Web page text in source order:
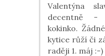
Valentýna
decentně -
kokinko.
kytice růží či
raději 1. máj :-)